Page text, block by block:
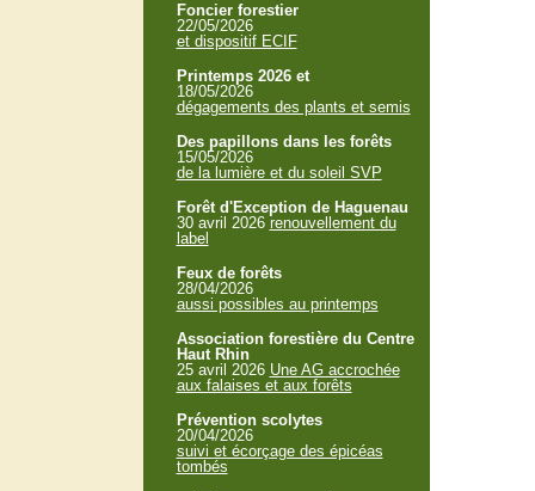
Foncier forestier
22/05/2026
et dispositif ECIF
Printemps 2026 et
18/05/2026
dégagements des plants et semis
Des papillons dans les forêts
15/05/2026
de la lumière et du soleil SVP
Forêt d'Exception de Haguenau
30 avril 2026 renouvellement du
label
Feux de forêts
28/04/2026
aussi possibles au printemps
Association forestière du Centre
Haut Rhin
25 avril 2026 Une AG accrochée
aux falaises et aux forêts
Prévention scolytes
20/04/2026
suivi et écorçage des épicéas
tombés